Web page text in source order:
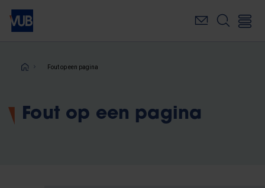
Overslaan
naar
inhoudKruimelpad
Fout op een pagina
Fout op een pagina